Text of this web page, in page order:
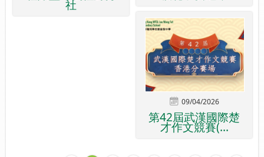
社
09/04/2026
第42屆武漢國際楚
才作文競賽(...